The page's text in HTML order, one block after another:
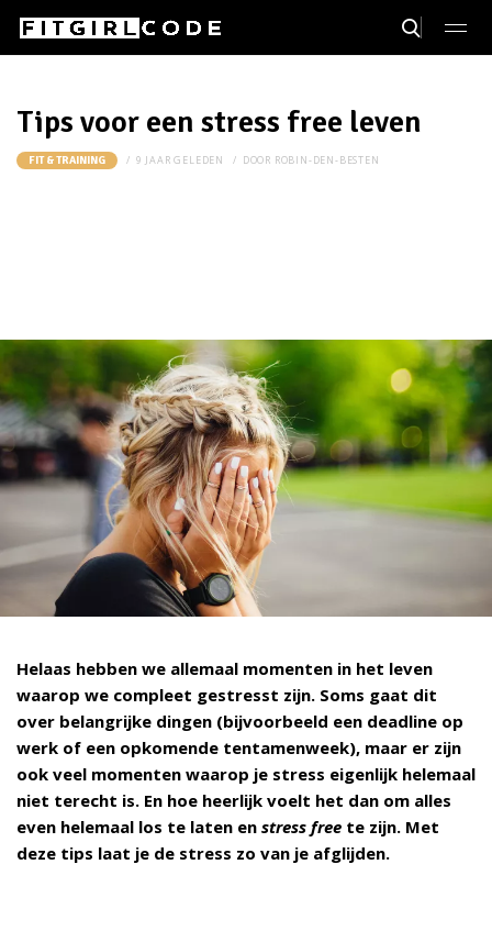
Tips voor een stress free leven
FIT & TRAINING 9 JAAR GELEDEN DOOR ROBIN-DEN-BESTEN
Helaas hebben we allemaal momenten in het leven
waarop we compleet gestresst zijn. Soms gaat dit
over belangrijke dingen (bijvoorbeeld een deadline op
werk of een opkomende tentamenweek), maar er zijn
ook veel momenten waarop je stress eigenlijk helemaal
niet terecht is. En hoe heerlijk voelt het dan om alles
even helemaal los te laten en stress free te zijn. Met
deze tips laat je de stress zo van je afglijden.